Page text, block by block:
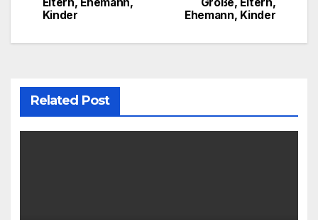
navigation
Ehemann, Kinder
Kinder
Related Post